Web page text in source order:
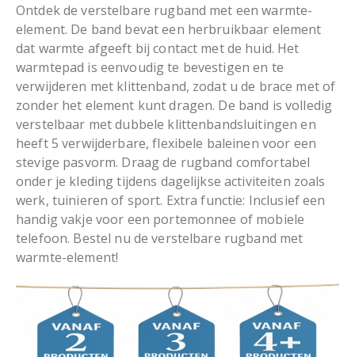
Ontdek de verstelbare rugband met een warmte-
element. De band bevat een herbruikbaar element
dat warmte afgeeft bij contact met de huid. Het
warmtepad is eenvoudig te bevestigen en te
verwijderen met klittenband, zodat u de brace met of
zonder het element kunt dragen. De band is volledig
verstelbaar met dubbele klittenbandsluitingen en
heeft 5 verwijderbare, flexibele baleinen voor een
stevige pasvorm. Draag de rugband comfortabel
onder je kleding tijdens dagelijkse activiteiten zoals
werk, tuinieren of sport. Extra functie: Inclusief een
handig vakje voor een portemonnee of mobiele
telefoon. Bestel nu de verstelbare rugband met
warmte-element!